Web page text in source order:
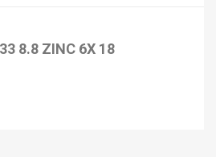
8.8 ZINC 6X 18